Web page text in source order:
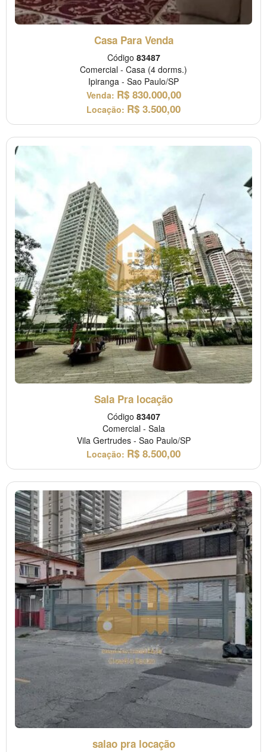
Casa Para Venda
Código 83487
Comercial - Casa (4 dorms.)
Ipiranga - Sao Paulo/SP
Venda: R$ 830.000,00
Locação: R$ 3.500,00
Sala Pra locação
Código 83407
Comercial - Sala
Vila Gertrudes - Sao Paulo/SP
Locação: R$ 8.500,00
salao pra locação